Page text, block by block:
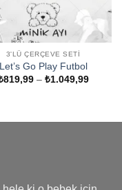
3'LÜ ÇERÇEVE SETI
Let’s Go Play Futbol
819,99 – ₺1.049,99Fiyat